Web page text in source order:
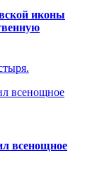
иконы
всенощное